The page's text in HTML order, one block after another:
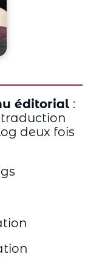
éditorial :
traduction
deux fois